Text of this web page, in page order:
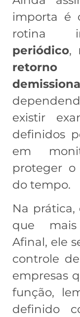
importa é
rotina
periódico,
retorno
existir
definidos
em
proteger
do tempo.
Na
que mais
Afinal, ele
controle
empresas
função,
definido